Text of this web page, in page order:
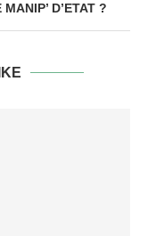
D’ETAT ?